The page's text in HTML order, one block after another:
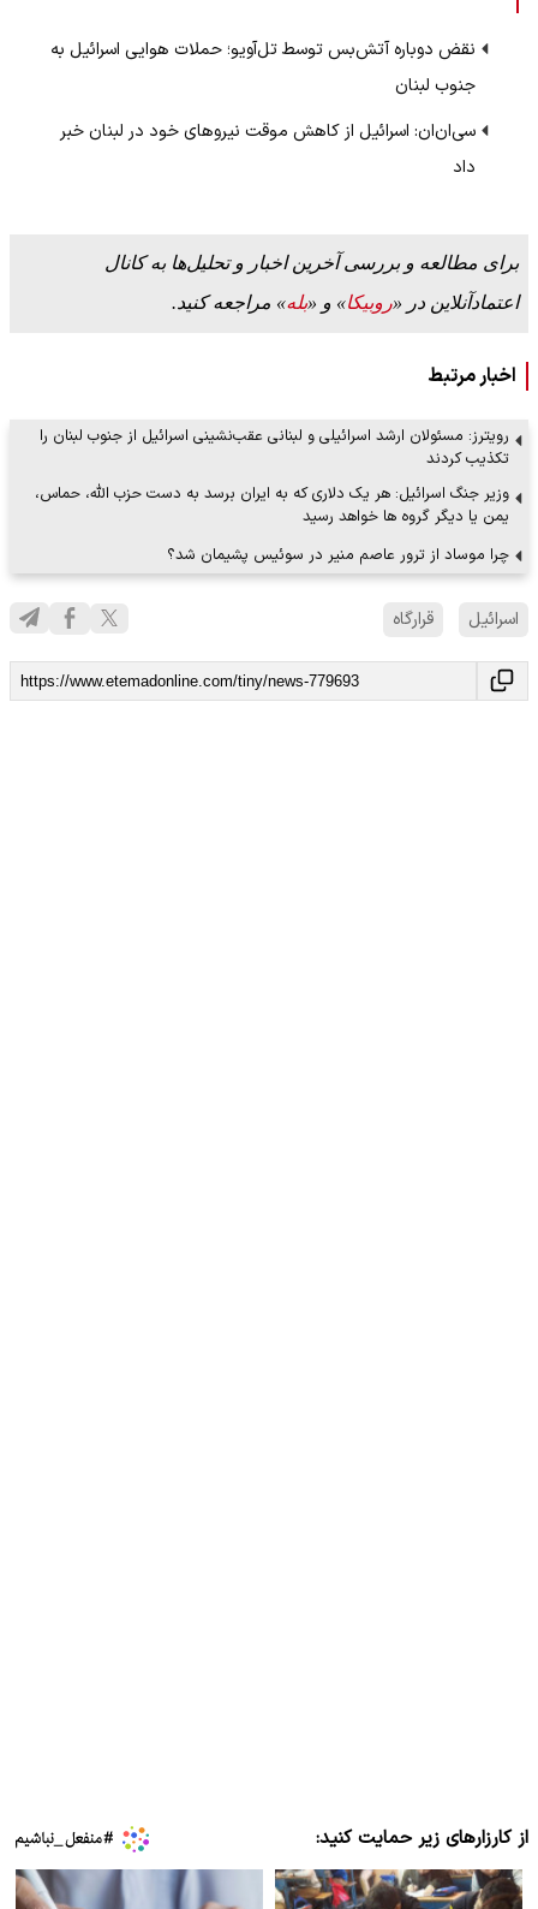
نقض دوباره آتش‌بس توسط تل‌آویو؛ حملات هوایی اسرائیل به
جنوب لبنان
سی‌ان‌ان: اسرائیل از کاهش موقت نیروهای خود در لبنان خبر
داد
برای مطالعه و بررسی آخرین اخبار و تحلیل‌ها به کانال
اعتمادآنلاین در «روبیکا» و «بله» مراجعه کنید.
اخبار مرتبط
رویترز: مسئولان ارشد اسرائیلی و لبنانی عقب‌نشینی اسرائیل از جنوب لبنان را
تکذیب کردند
وزیر جنگ اسرائیل: هر یک دلاری که به ایران برسد به دست حزب الله، حماس،
یمن یا دیگر گروه ها خواهد رسید
چرا موساد از ترور عاصم منیر در سوئیس پشیمان شد؟
اسرائیل قرارگاه
از کارزارهای زیر حمایت کنید: